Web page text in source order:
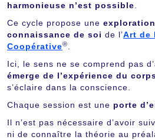
harmonieuse n’est possible
Ce cycle propose une
connaissance de soi de l’Art de
Coopérative®
Ici, le sens ne se comprend pas
émerge de l’expérience du
s’éclaire dans la conscience.
Chaque session est une porte
Il n’est pas nécessaire d’avoir
ni de connaître la théorie au